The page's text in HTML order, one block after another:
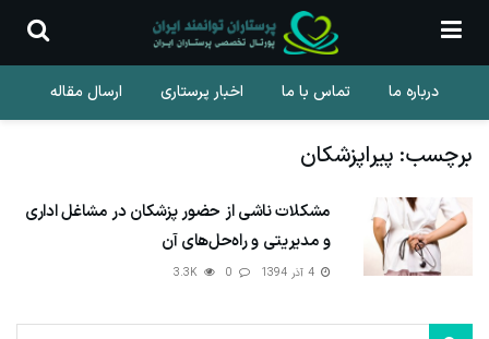
درباره ما تماس با ما اخبار پرستاری ارسال مقاله
برچسب: پیراپزشکان
مشکلات ناشی از حضور پزشکان در مشاغل اداری
و مدیریتی و راه‌حل‌های آن